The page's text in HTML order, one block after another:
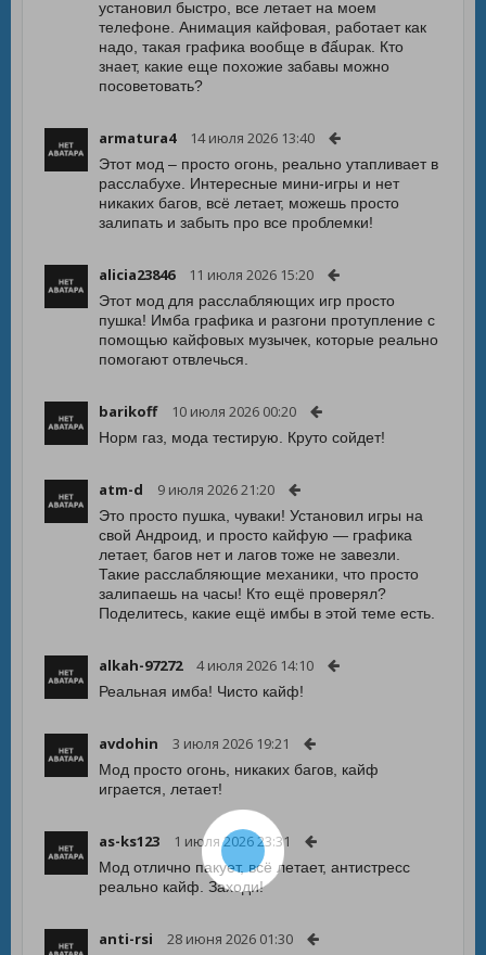
установил быстро, все летает на моем
телефоне. Анимация кайфовая, работает как
надо, такая графика вообще в đấupaк. Кто
знает, какие еще похожие забавы можно
посоветовать?
armatura4 14 июля 2026 13:40
Этот мод – просто огонь, реально утапливает в
расслабухе. Интересные мини-игры и нет
никаких багов, всё летает, можешь просто
залипать и забыть про все проблемки!
alicia23846 11 июля 2026 15:20
Этот мод для расслабляющих игр просто
пушка! Имба графика и разгони протупление с
помощью кайфовых музычек, которые реально
помогают отвлечься.
barikoff 10 июля 2026 00:20
Норм газ, мода тестирую. Круто сойдет!
atm-d 9 июля 2026 21:20
Это просто пушка, чуваки! Установил игры на
свой Андроид, и просто кайфую — графика
летает, багов нет и лагов тоже не завезли.
Такие расслабляющие механики, что просто
залипаешь на часы! Кто ещё проверял?
Поделитесь, какие ещё имбы в этой теме есть.
alkah-97272 4 июля 2026 14:10
Реальная имба! Чисто кайф!
avdohin 3 июля 2026 19:21
Мод просто огонь, никаких багов, кайф
играется, летает!
as-ks123 1 июля 2026 23:31
Мод отлично пакует, всё летает, антистресс
реально кайф. Заходи!
anti-rsi 28 июня 2026 01:30